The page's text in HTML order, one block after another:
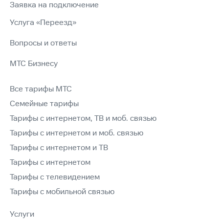
Заявка на подключение
Услуга «Переезд»
Вопросы и ответы
МТС Бизнесу
Все тарифы МТС
Семейные тарифы
Тарифы с интернетом, ТВ и моб. связью
Тарифы с интернетом и моб. связью
Тарифы с интернетом и ТВ
Тарифы с интернетом
Тарифы с телевидением
Тарифы с мобильной связью
Услуги